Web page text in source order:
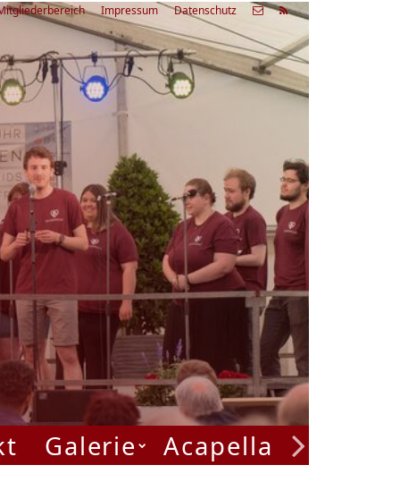
Impressum Datenschutz
Alle
Acapella Week - offen
alle
Uhr
Zum Workshop
Galerie Acapella Week